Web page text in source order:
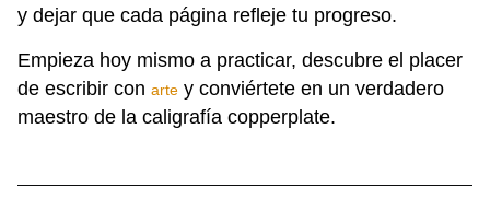
y dejar que cada página refleje tu progreso.
Empieza hoy mismo a practicar, descubre el placer
de escribir con arte y conviértete en un verdadero
maestro de la caligrafía copperplate.